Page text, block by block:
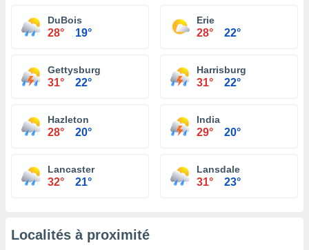
DuBois
28° 19°
Erie
28° 22°
Gettysburg
31° 22°
Harrisburg
31° 22°
Hazleton
28° 20°
India
29° 20°
Lancaster
32° 21°
Lansdale
31° 23°
Localités à proximité